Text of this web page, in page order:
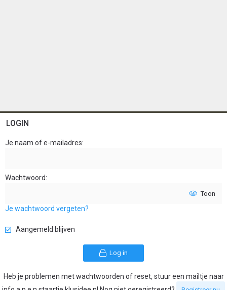
LOGIN
Je naam of e-mailadres
Wachtwoord
Toon
Je wachtwoord vergeten?
Aangemeld blijven
Log in
Heb je problemen met wachtwoorden of reset, stuur een mailtje naar